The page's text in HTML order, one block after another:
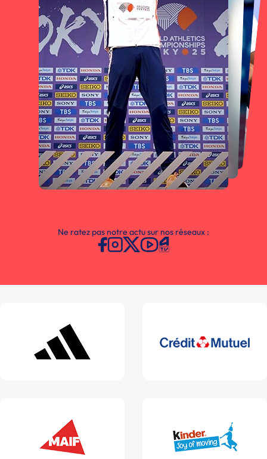
Ne ratez pas notre actu sur nos réseaux :